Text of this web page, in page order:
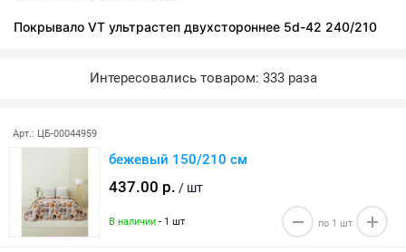
Покрывало VT ультрастеп двухстороннее 5d-42 240/210
Интересовались товаром: 333 раза
Арт.: ЦБ-00044959
бежевый 150/210 см
437.00 р. / шт
В наличии - 1 шт